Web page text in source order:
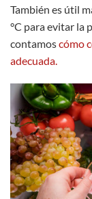
También es útil
°C para evitar la
contamoscómo
adecuada.